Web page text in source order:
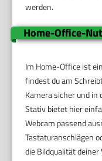
werden.
Home-Office-
Im Home-Office ist
findest du am
Kamera sicher und in
Stativ bietet hier
Webcam passend
Tastaturanschlägen
die Bildqualität